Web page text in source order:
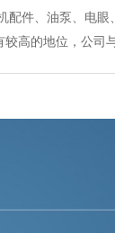
配件、油泵、电眼
高的地位，公司